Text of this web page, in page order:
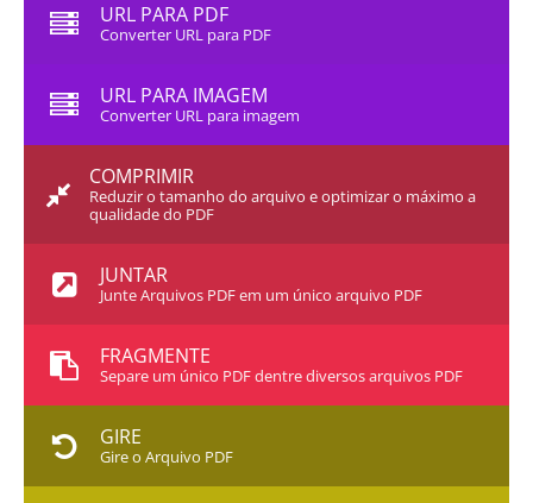
URL PARA PDF
Converter URL para PDF
URL PARA IMAGEM
Converter URL para imagem
COMPRIMIR
Reduzir o tamanho do arquivo e optimizar o máximo a
qualidade do PDF
JUNTAR
Junte Arquivos PDF em um único arquivo PDF
FRAGMENTE
Separe um único PDF dentre diversos arquivos PDF
GIRE
Gire o Arquivo PDF